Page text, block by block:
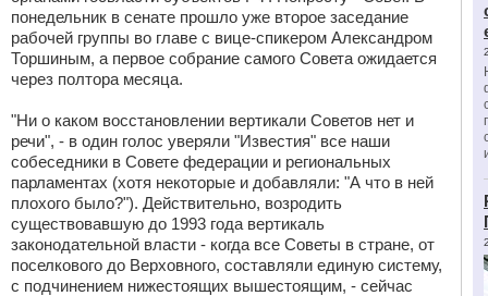
понедельник в сенате прошло уже второе заседание
рабочей группы во главе с вице-спикером Александром
Торшиным, а первое собрание самого Совета ожидается
через полтора месяца.
"Ни о каком восстановлении вертикали Советов нет и
речи", - в один голос уверяли "Известия" все наши
собеседники в Совете федерации и региональных
парламентах (хотя некоторые и добавляли: "А что в ней
плохого было?"). Действительно, возродить
существовавшую до 1993 года вертикаль
законодательной власти - когда все Советы в стране, от
поселкового до Верховного, составляли единую систему,
с подчинением нижестоящих вышестоящим, - сейчас